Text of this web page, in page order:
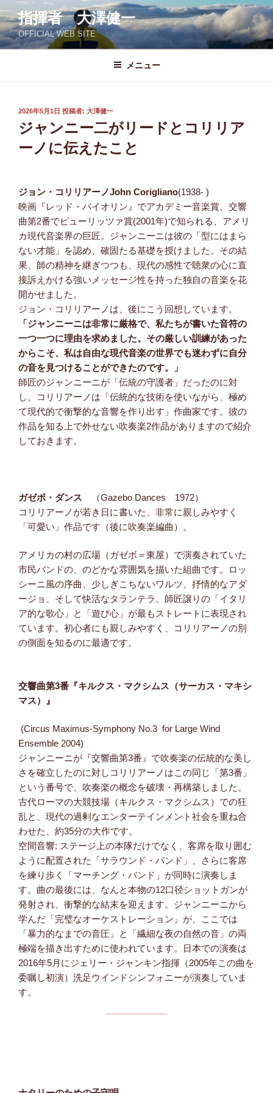
ン
テ
ン
へ
指揮者 大澤健一
OFFICIAL WEB SITE
メニュー
投
稿
日:
2026年5月1日 投稿者: 大澤健一
ジャンニー二がリードとコリリア
ーノに伝えたこと
ジョン・コリリアーノJohn Corigliano(1938- )
映画『レッド・バイオリン』でアカデミー音楽賞、交響
曲第2番でピューリッツァ賞(2001年)で知られる、アメリ
カ現代音楽界の巨匠。ジャンニーニは彼の「型にはまら
ない才能」を認め、確固たる基礎を授けました。その結
果、師の精神を継ぎつつも、現代の感性で聴衆の心に直
接訴えかける強いメッセージ性を持った独自の音楽を花
開かせました。
ジョン・コリリアーノは、後にこう回想しています。
「ジャンニーニは非常に厳格で、私たちが書いた音符の
一つ一つに理由を求めました。その厳しい訓練があった
からこそ、私は自由な現代音楽の世界でも迷わずに自分
の音を見つけることができたのです。」
師匠のジャンニーニが「伝統の守護者」だったのに対
し、コリリアーノは「伝統的な技術を使いながら、極め
て現代的で衝撃的な音響を作り出す」作曲家です。彼の
作品を知る上で外せない吹奏楽2作品がありますので紹介
しておきます。
ガゼボ・ダンス
（Gazebo Dances 1972）
コリリアーノが若き日に書いた、非常に親しみやすく
「可愛い」作品です（後に吹奏楽編曲）。
アメリカの村の広場（ガゼボ＝東屋）で演奏されていた
市民バンドの、のどかな雰囲気を描いた組曲です。ロッ
シーニ風の序曲、少しぎこちないワルツ、抒情的なアダ
ージョ、そして快活なタランテラ。師匠譲りの「イタリ
ア的な歌心」と「遊び心」が最もストレートに表現され
ています。初心者にも親しみやすく、コリリアーノの別
の側面を知るのに最適です。
交響曲第3番『キルクス・マクシムス（サーカス・マキシ
マス）』
(Circus Maximus-Symphony No.3 for Large Wind
Ensemble 2004)
ジャンニーニが『交響曲第3番』で吹奏楽の伝統的な美し
さを確立したのに対しコリリアーノはこの同じ「第3番」
という番号で、吹奏楽の概念を破壊・再構築しました。
古代ローマの大競技場（キルクス・マクシムス）での狂
乱と、現代の過剰なエンターテインメント社会を重ね合
わせた、約35分の大作です。
空間音響: ステージ上の本隊だけでなく、客席を取り囲む
ように配置された「サラウンド・バンド」、さらに客席
を練り歩く「マーチング・バンド」が同時に演奏しま
す。曲の最後には、なんと本物の12口径ショットガンが
発射され、衝撃的な結末を迎えます。ジャンニーニから
学んだ「完璧なオーケストレーション」が、ここでは
「暴力的なまでの音圧」と「繊細な夜の自然の音」の両
極端を描き出すために使われています。日本での演奏は
2016年5月にジェリー・ジャンキン指揮（2005年この曲を
委嘱し初演）洗足ウインドシンフォニーが演奏していま
す。